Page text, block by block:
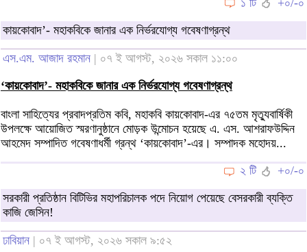
কায়কোবাদ’- মহাকবিকে জানার এক নির্ভরযোগ্য গবেষণাগ্রন্থ
এস.এম. আজাদ রহমান | ০৭ ই আগস্ট, ২০২৬ সকাল ১১:০০
‘কায়কোবাদ’- মহাকবিকে জানার এক নির্ভরযোগ্য গবেষণাগ্রন্থ
বাংলা সাহিত্যের প্রবাদপ্রতিম কবি, মহাকবি কায়কোবাদ-এর ৭৫তম মৃত্যুবার্ষিকী
উপলক্ষে আয়োজিত স্মরণানুষ্ঠানে মোড়ক উন্মোচন হয়েছে এ. এস. আশরাফউদ্দিন
আহমেদ সম্পাদিত গবেষণাধর্মী গ্রন্থ ‘কায়কোবাদ’-এর। সম্পাদক মহোদয়...
২ টি
+০/-০
সরকারী প্রতিষ্ঠান বিটিভির মহাপরিচালক পদে নিয়োগ পেয়েছে বেসরকারী ব্যক্তি
কাজি জেসিন!
ঢাবিয়ান | ০৭ ই আগস্ট, ২০২৬ সকাল ৯:৫২